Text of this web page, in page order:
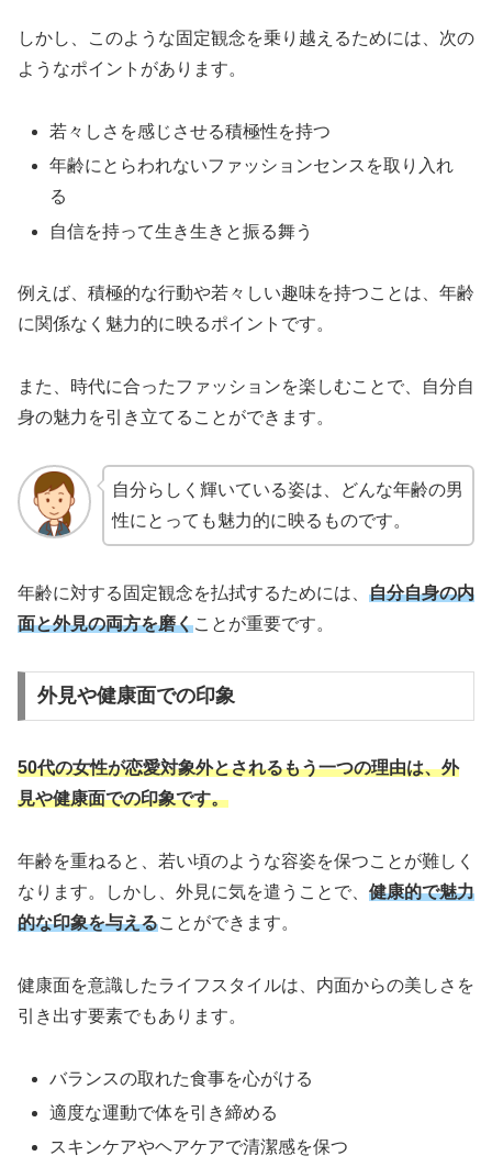
しかし、このような固定観念を乗り越えるためには、次の
ようなポイントがあります。
若々しさを感じさせる積極性を持つ
年齢にとらわれないファッションセンスを取り入れ
る
自信を持って生き生きと振る舞う
例えば、積極的な行動や若々しい趣味を持つことは、年齢
に関係なく魅力的に映るポイントです。
また、時代に合ったファッションを楽しむことで、自分自
身の魅力を引き立てることができます。
自分らしく輝いている姿は、どんな年齢の男
性にとっても魅力的に映るものです。
年齢に対する固定観念を払拭するためには、 自分自身の内
面と外見の両方を磨くことが重要です。
外見や健康面での印象
50代の女性が恋愛対象外とされるもう一つの理由は、外
見や健康面での印象です。
年齢を重ねると、若い頃のような容姿を保つことが難しく
なります。しかし、外見に気を遣うことで、 健康的で魅力
的な印象を与えることができます。
健康面を意識したライフスタイルは、内面からの美しさを
引き出す要素でもあります。
バランスの取れた食事を心がける
適度な運動で体を引き締める
スキンケアやヘアケアで清潔感を保つ